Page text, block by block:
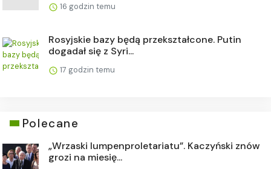
16 godzin temu
Rosyjskie bazy będą przekształcone. Putin
dogadał się z Syri...
17 godzin temu
Polecane
„Wrzaski lumpenproletariatu”. Kaczyński znów
grozi na miesię...